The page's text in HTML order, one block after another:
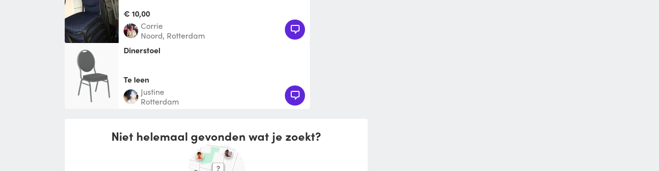
€ 10,00
Corrie
Noord, Rotterdam
Dinerstoel
Te leen
Justine
Rotterdam
Niet helemaal gevonden wat je zoekt?